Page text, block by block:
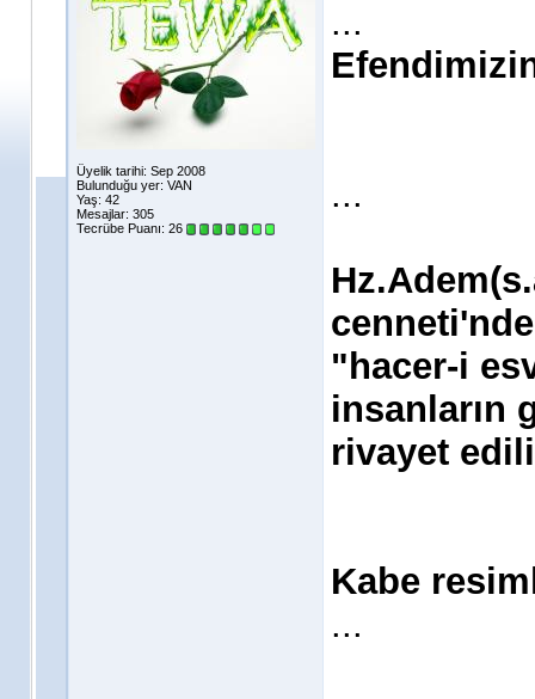
Üyelik tarihi: Sep 2008
Bulunduğu yer: VAN
Yaş: 42
Mesajlar: 305
Tecrübe Puanı: 26
...
...
"hacer-i
insanların
rivayet
Kabe
...